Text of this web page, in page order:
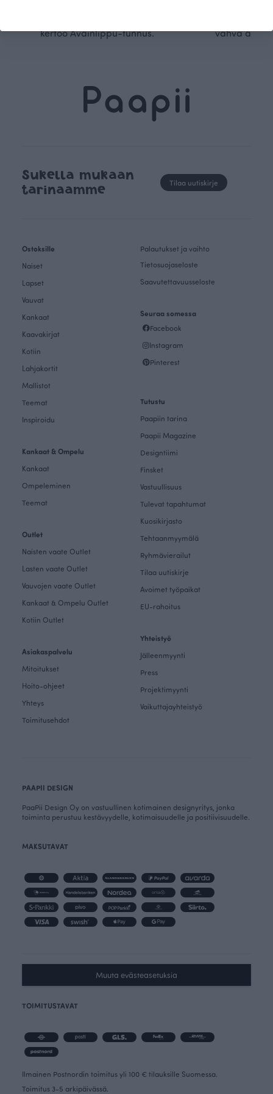
kertoo Avainlippu-tunnus.
vahva
Sukella mukaan
tarinaamme
Tilaa uutiskirje
Ostoksille
Naiset
Lapset
Vauvat
Kankaat
Kaavakirjat
Kotiin
Lahjakortit
Mallistot
Teemat
Inspiroidu
Kankaat & Ompelu
Kankaat
Ompeleminen
Teemat
Outlet
Naisten vaate Outlet
Lasten vaate Outlet
Vauvojen vaate Outlet
Kankaat & Ompelu Outlet
Kotiin Outlet
Asiakaspalvelu
Mitoitukset
Hoito-ohjeet
Yhteys
Toimitusehdot
Palautukset ja vaihto
Tietosuojaseloste
Saavutettavuusseloste
Seuraa somessa
Facebook
Instagram
Pinterest
Tutustu
Paapiin tarina
Paapii Magazine
Designtiimi
Finsket
Vastuullisuus
Tulevat tapahtumat
Kuosikirjasto
Tehtaanmyymälä
Ryhmävierailut
Tilaa uutiskirje
Avoimet työpaikat
EU-rahoitus
Yhteistyö
Jälleenmyynti
Press
Projektimyynti
Vaikuttajayhteistyö
PAAPII DESIGN
PaaPii Design Oy on vastuullinen kotimainen designyritys, jonka
toiminta perustuu kestävyydelle, kotimaisuudelle ja positiivisuudelle.
MAKSUTAVAT
Muuta evästeasetuksia
TOIMITUSTAVAT
Ilmainen Postnordin toimitus yli 100 € tilauksille Suomessa.
Toimitus 3-5 arkipäivässä.